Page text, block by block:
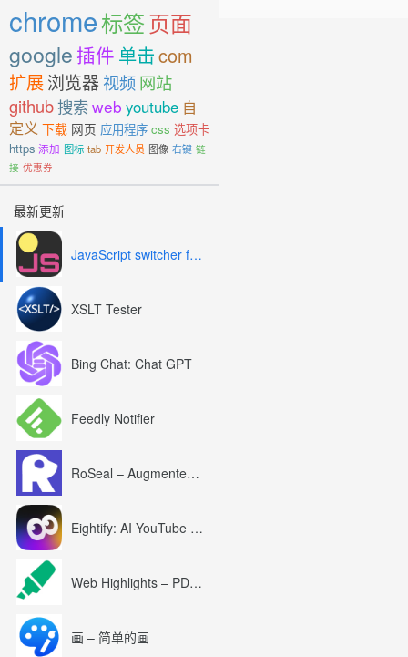
chrome标签页面
google 插件 单击com
扩展浏览器 视频网站
github搜索web youtube 自
定义 下载 网页 应用程序 css 选项卡
https 添加 图标 tab 开发人员 图像 右键 链
接 优惠券
最新更新
JavaScript switcher for SEO and development
XSLT Tester
Bing Chat: Chat GPT
Feedly Notifier
RoSeal – Augmented Roblox Experience
Eightify: AI YouTube Summary with ChatGPT
Web Highlights – PDF & Web Highlighter
画 – 简单的画